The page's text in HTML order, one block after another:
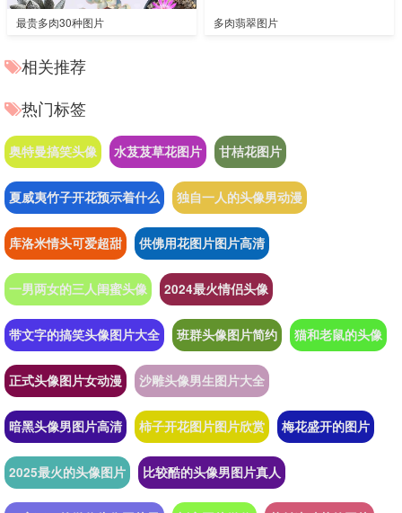
最贵多肉30种图片 多肉翡翠图片
相关推荐
热门标签
奥特曼搞笑头像 水芨芨草花图片 甘桔花图片
夏威夷竹子开花预示着什么 独自一人的头像男动漫
库洛米情头可爱超甜 供佛用花图片图片高清
一男两女的三人闺蜜头像 2024最火情侣头像
带文字的搞笑头像图片大全 班群头像图片简约 猫和老鼠的头像
正式头像图片女动漫 沙雕头像男生图片大全
暗黑头像男图片高清 柿子开花图片图片欣赏 梅花盛开的图片
2025最火的头像图片 比较酷的头像男图片真人